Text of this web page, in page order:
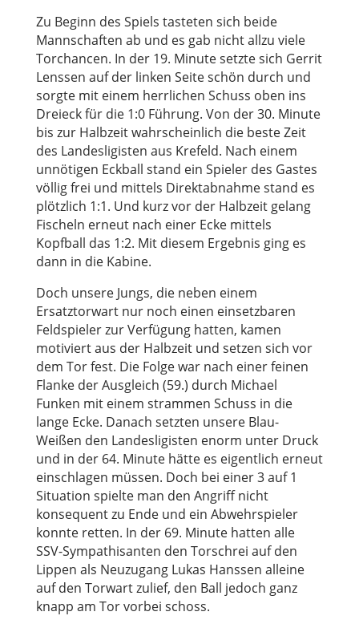
Zu Beginn des Spiels tasteten sich beide
Mannschaften ab und es gab nicht allzu viele
Torchancen. In der 19. Minute setzte sich Gerrit
Lenssen auf der linken Seite schön durch und
sorgte mit einem herrlichen Schuss oben ins
Dreieck für die 1:0 Führung. Von der 30. Minute
bis zur Halbzeit wahrscheinlich die beste Zeit
des Landesligisten aus Krefeld. Nach einem
unnötigen Eckball stand ein Spieler des Gastes
völlig frei und mittels Direktabnahme stand es
plötzlich 1:1. Und kurz vor der Halbzeit gelang
Fischeln erneut nach einer Ecke mittels
Kopfball das 1:2. Mit diesem Ergebnis ging es
dann in die Kabine.
Doch unsere Jungs, die neben einem
Ersatztorwart nur noch einen einsetzbaren
Feldspieler zur Verfügung hatten, kamen
motiviert aus der Halbzeit und setzen sich vor
dem Tor fest. Die Folge war nach einer feinen
Flanke der Ausgleich (59.) durch Michael
Funken mit einem strammen Schuss in die
lange Ecke. Danach setzten unsere Blau-
Weißen den Landesligisten enorm unter Druck
und in der 64. Minute hätte es eigentlich erneut
einschlagen müssen. Doch bei einer 3 auf 1
Situation spielte man den Angriff nicht
konsequent zu Ende und ein Abwehrspieler
konnte retten. In der 69. Minute hatten alle
SSV-Sympathisanten den Torschrei auf den
Lippen als Neuzugang Lukas Hanssen alleine
auf den Torwart zulief, den Ball jedoch ganz
knapp am Tor vorbei schoss.